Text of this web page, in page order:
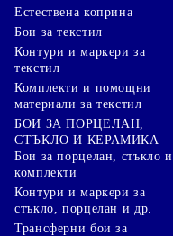
Естествена коприна
Бои за текстил
Контури и маркери за
текстил
Комплекти и помощни
материали за текстил
БОИ ЗА ПОРЦЕЛАН,
СТЪКЛО И КЕРАМИКА
Бои за порцелан, стъкло и
комплекти
Контури и маркери за
стъкло, порцелан и др.
Трансферни бои за